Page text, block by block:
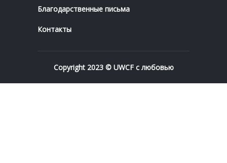
Благодарственные письма
Контакты
Copyright 2023 © UWCF с любовью